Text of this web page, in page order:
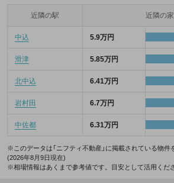
近隣の駅 近隣の
中込 5.9万円
滑津 5.85万円
北中込 6.41万円
岩村田 6.7万円
中佐都 6.31万円
※このデータは「ニフティ不動産」に掲載されている物件
(2026年8月9日現在)
※相場情報はあくまで参考値です。目安として活用くだ